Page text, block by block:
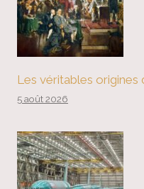
Les véritables origines
5 août 2026